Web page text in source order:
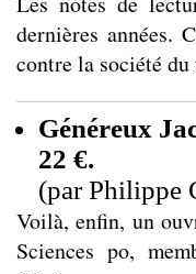
dernières années.
contre la société
Généreux
22 €.
(par Philippe
Voilà, enfin, un
Sciences po,